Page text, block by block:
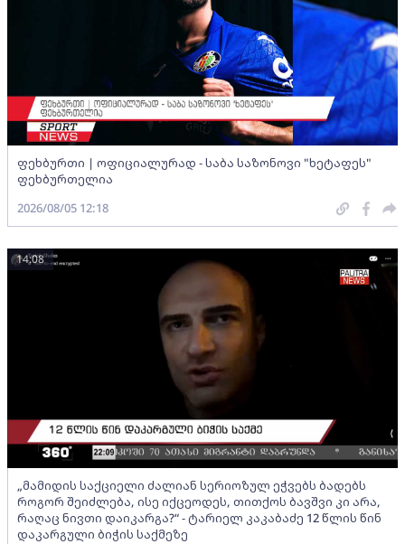
ფეხბურთი | ოფიციალურად - საბა საზონოვი "ხეტაფეს"
ფეხბურთელია
2026/08/05 12:18
„მამიდის საქციელი ძალიან სერიოზულ ეჭვებს ბადებს
როგორ შეიძლება, ისე იქცეოდეს, თითქოს ბავშვი კი არა,
რაღაც ნივთი დაიკარგა?“ - ტარიელ კაკაბაძე 12 წლის წინ
დაკარგული ბიჭის საქმეზე
14:08